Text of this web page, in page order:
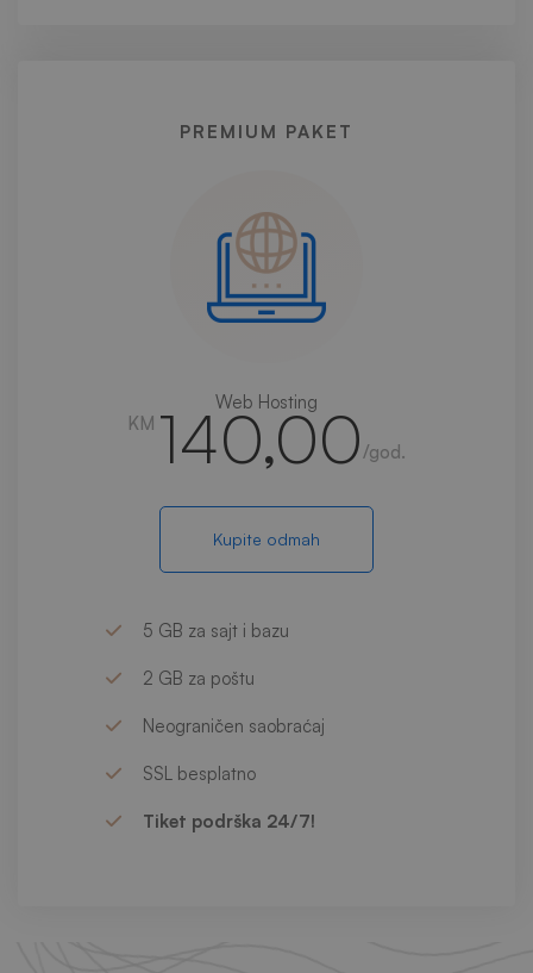
PREMIUM PAKET
Web Hosting
KM 140,00 /god.
Kupite odmah
5 GB za sajt i bazu
2 GB za poštu
Neograničen saobraćaj
SSL besplatno
Tiket podrška 24/7!